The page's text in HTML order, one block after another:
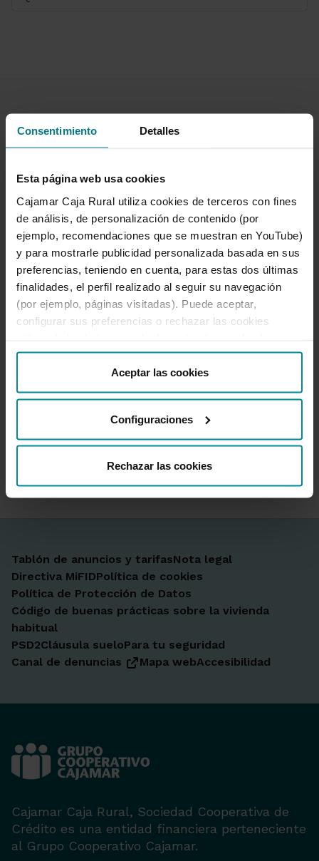
Consentimiento Detalles
Esta página web usa cookies
Cajamar Caja Rural utiliza cookies de terceros con fines
de análisis, de personalización de contenido (por
ejemplo, recomendaciones que se muestran en YouTube)
y para mostrarle publicidad personalizada basada en sus
preferencias, teniendo en cuenta, para estas dos últimas
finalidades, el perfil realizado al seguir su navegación
(por ejemplo, páginas visitadas). Puede aceptar,
configurar sus preferencias o rechazar las cookies
“Detalles”. También puede obtener más información, así
como cambiar el consentimiento en cualquier momento
desde nuestraPolítica de Cookies.
Aceptar las cookies
Configuraciones
Rechazar las cookies
Te ayudamos
Quejas y reclamaciones
Oficinas y cajeros
Desbloqueo banca online
950 18 33 13
Destacados
Tablón de anuncios y tarifasNota legal
Directiva MiFIDPolítica de cookies
Política de Protección de Datos
Código de buenas prácticas sobre la vivienda
habitual
PSD2Cláusula sueloPara tu seguridad
Canal de denuncias
Mapa webAccesibilidad
Cajamar Caja Rural, Sociedad Cooperativa de
Crédito es una entidad financiera perteneciente
al Grupo Cooperativo Cajamar.